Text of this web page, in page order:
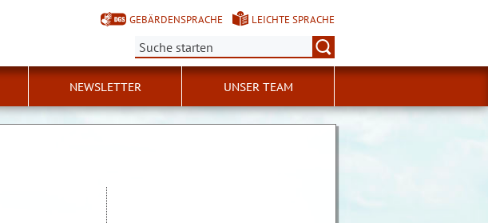
GEBÄRDENSPRACHE
LEICHTE SPRACHE
Suche:
NEWSLETTER UNSER TEAM